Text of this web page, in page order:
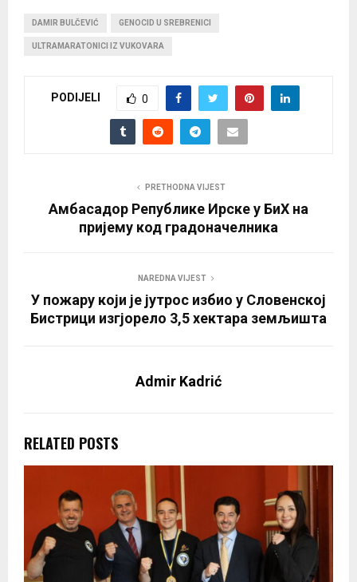
DAMIR BULČEVIĆ GENOCID U SREBRENICI
ULTRAMARATONICI IZ VUKOVARA
PODIJELI 0
PRETHODNA VIJEST
Амбасадор Републике Ирске у БиХ на
пријему код градоначелника
NAREDNA VIJEST
У пожару који је јутрос избио у Словенској
Бистрици изгјорело 3,5 хектара земљишта
Admir Kadrić
RELATED POSTS